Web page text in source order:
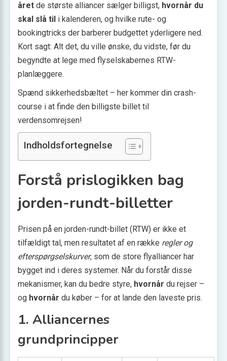
året de største alliancer sælger billigst, hvornår du
skal slå til i kalenderen, og hvilke rute- og
bookingtricks der barberer budgettet yderligere ned.
Kort sagt: Alt det, du ville ønske, du vidste, før du
begyndte at lege med flyselskabernes RTW-
planlæggere.
Spænd sikkerhedsbæltet – her kommer din crash-
course i at finde den billigste billet til
verdensomrejsen!
Indholdsfortegnelse
Forstå prislogikken bag
jorden-rundt-billetter
Prisen på en jorden-rundt-billet (RTW) er ikke et
tilfældigt tal, men resultatet af en række regler og
efterspørgsels­kurver, som de store flyalliancer har
bygget ind i deres systemer. Når du forstår disse
mekanismer, kan du bedre styre, hvornår du rejser –
og hvornår du køber – for at lande den laveste pris.
1. Alliancernes
grundprincipper